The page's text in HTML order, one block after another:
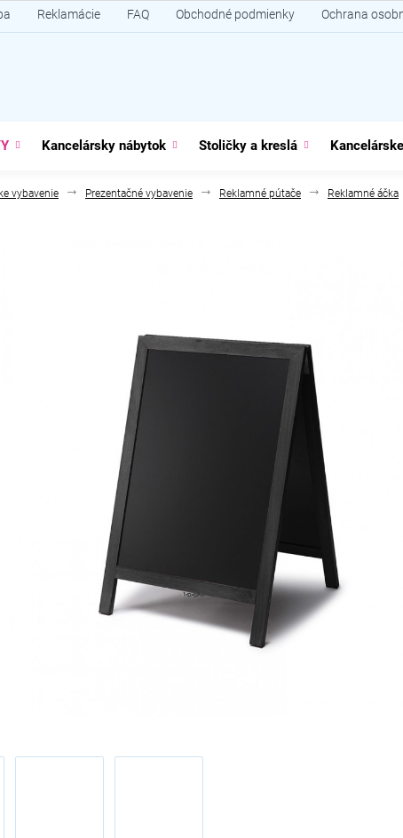
Reklamácie FAQ Obchodné podmienky Ochrana
Kancelársky nábytok Stoličky a kreslá
vybavenie Prezentačné vybavenie Reklamné pútače Reklamné áčka